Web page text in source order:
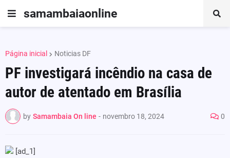
samambaiaonline
Página inicial Noticias DF
PF investigará incêndio na casa de
autor de atentado em Brasília
by Samambaia On line - novembro 18, 2024 0
[ad_1]